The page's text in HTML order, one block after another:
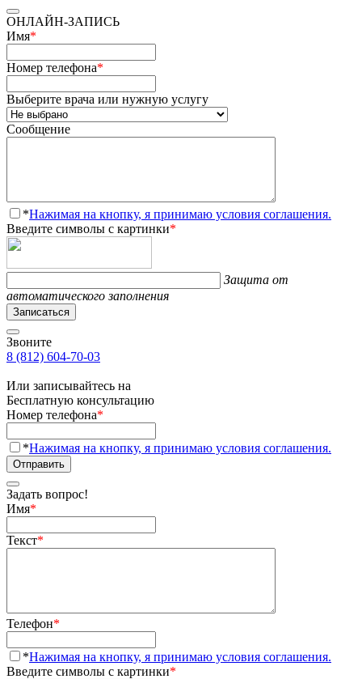
ОНЛАЙН-ЗАПИСЬ
Имя*
Номер телефона*
Выберите врача или нужную услугу
Сообщение
*Нажимая на кнопку, я принимаю условия соглашения.
Введите символы с картинки*
Защита от
автоматического заполнения
Записаться
Звоните
8 (812) 604-70-03
Или записывайтесь на
Бесплатную консультацию
Номер телефона*
*Нажимая на кнопку, я принимаю условия соглашения.
Отправить
Задать вопрос!
Имя*
Текст*
Телефон*
*Нажимая на кнопку, я принимаю условия соглашения.
Введите символы с картинки*